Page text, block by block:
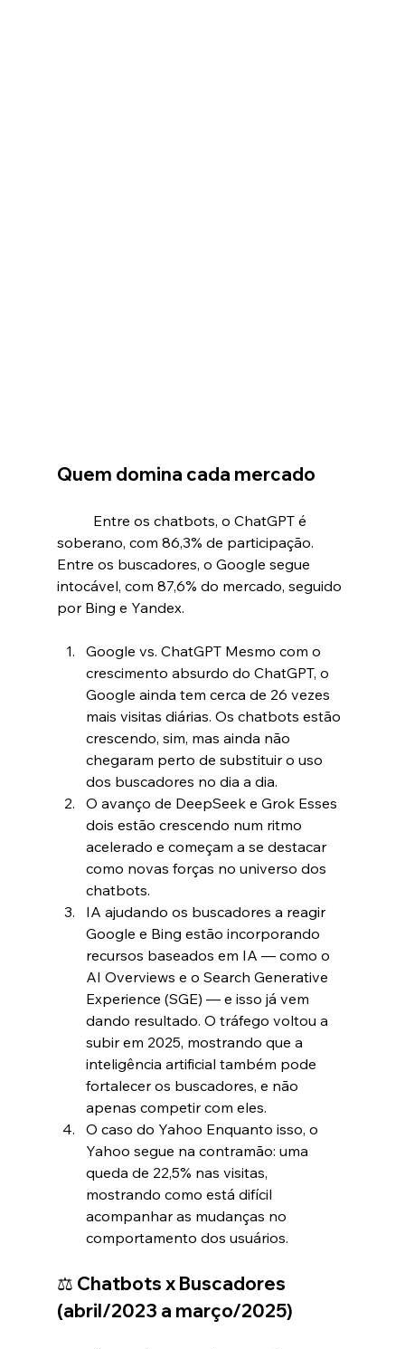
Quem domina cada mercado
soberano, com 86,3% de participação.
Entre os buscadores, o Google segue
intocável, com 87,6% do mercado, seguido
por Bing e Yandex.
Google vs. ChatGPT Mesmo com o
crescimento absurdo do ChatGPT, o
Google ainda tem cerca de 26 vezes
mais visitas diárias. Os chatbots estão
crescendo, sim, mas ainda não
chegaram perto de substituir o uso
dos buscadores no dia a dia.
O avanço de DeepSeek e Grok Esses
dois estão crescendo num ritmo
acelerado e começam a se destacar
como novas forças no universo dos
chatbots.
IA ajudando os buscadores a reagir
Google e Bing estão incorporando
recursos baseados em IA — como o
AI Overviews e o Search Generative
Experience (SGE) — e isso já vem
dando resultado. O tráfego voltou a
subir em 2025, mostrando que a
inteligência artificial também pode
fortalecer os buscadores, e não
apenas competir com eles.
O caso do Yahoo Enquanto isso, o
Yahoo segue na contramão: uma
queda de 22,5% nas visitas,
mostrando como está difícil
acompanhar as mudanças no
comportamento dos usuários.
⚖️ Chatbots x Buscadores
(abril/2023 a março/2025)